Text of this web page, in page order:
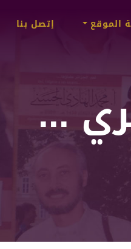
الموقع إتصل بنا
...